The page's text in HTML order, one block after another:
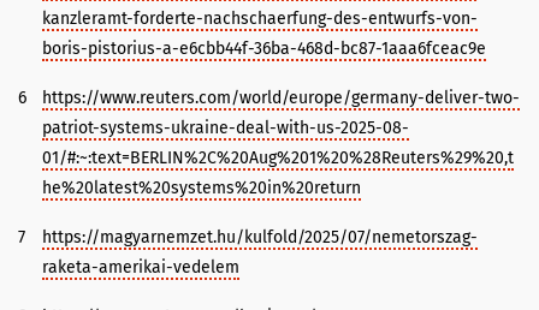
kanzleramt-forderte-nachschaerfung-des-entwurfs-von-
boris-pistorius-a-e6cbb44f-36ba-468d-bc87-1aaa6fceac9e
6
https://www.reuters.com/world/europe/germany-deliver-two-
patriot-systems-ukraine-deal-with-us-2025-08-
01/#:~:text=BERLIN%2C%20Aug%201%20%28Reuters%29%20,t
he%20latest%20systems%20in%20return
7
https://magyarnemzet.hu/kulfold/2025/07/nemetorszag-
raketa-amerikai-vedelem